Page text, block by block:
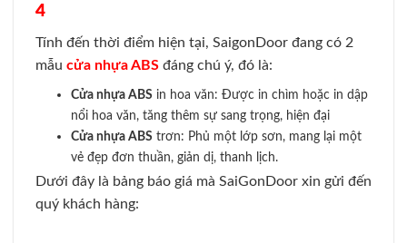
4
Tính đến thời điểm hiện tại, SaigonDoor đang có 2
mẫu cửa nhựa ABS đáng chú ý, đó là:
Cửa nhựa ABSin hoa văn: Được in chìm hoặc in dập
nổi hoa văn, tăng thêm sự sang trọng, hiện đại
Cửa nhựa ABStrơn: Phủ một lớp sơn, mang lại một
vẻ đẹp đơn thuần, giản dị, thanh lịch.
Dưới đây là bảng báo giá mà SaiGonDoor xin gửi đến
quý khách hàng: